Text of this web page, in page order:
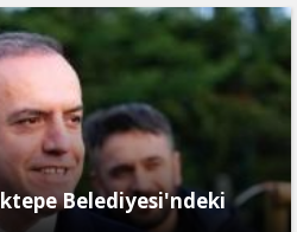
Belediyesi'ndeki